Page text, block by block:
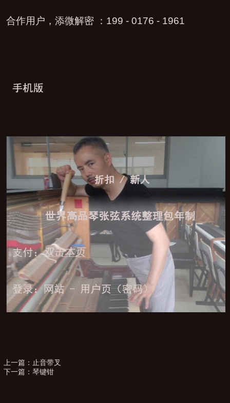
合作用户，添微解密 ：199 - 0176 - 1961
上一篇： 止音带叉
下一篇： 琴键钳